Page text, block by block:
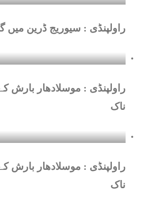
راولپنڈی : سیوریج ڈرین میں
راولپنڈی : موسلادھار بارش
ناک
راولپنڈی : موسلادھار بارش
ناک